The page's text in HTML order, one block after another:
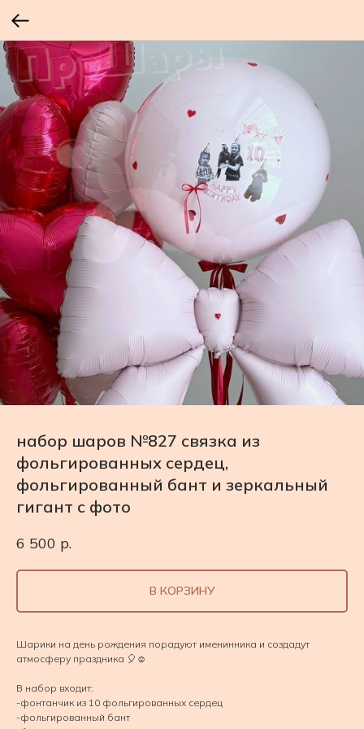
набор шаров №827 связка из
фольгированных сердец,
фольгированный бант и зеркальный
гигант с фото
6 500 р.
В КОРЗИНУ
Шарики на день рождения порадуют именинника и создадут
атмосферу праздника 🎈☺️
В набор входит:
-фонтанчик из 10 фольгированных сердец
-фольгированный бант